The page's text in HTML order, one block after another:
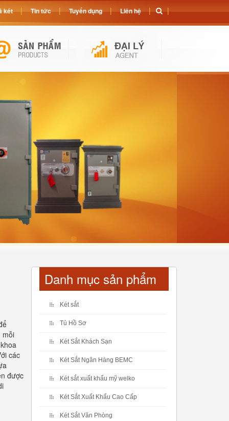
mỗi
các
được
Danh mục sản phẩm
Két sắt
Tủ Hồ Sơ
Két Sắt Khách Sạn
Két Sắt Ngân Hàng BEMC
Két sắt xuất khẩu mỹ welko
Két Sắt Xuất Khẩu Cao Cấp
Két Sắt Văn Phòng
két Tin tức Tuyển dụng Liên hệ